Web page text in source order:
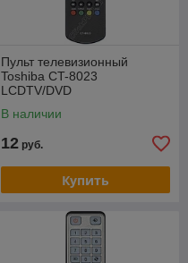
Пульт телевизионный
Toshiba CT-8023
LCDTV/DVD
В наличии
12 руб.
Купить